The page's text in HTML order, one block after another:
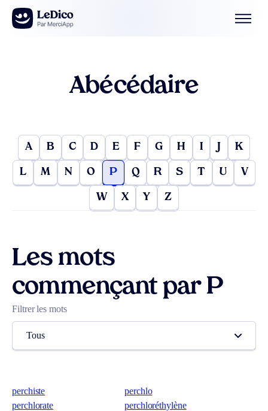
Aller au contenu
Abécédaire
A B C D E F G H I J K
L M N O P Q R S T U V
W X Y Z
Les mots
commençant par P
Filtrer les mots
Tous
perchiste
perchlo
perchlorate
perchloréthylène